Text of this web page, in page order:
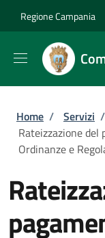
Regione Campania
Briciole
Home / Servizi /
Rateizzazione
Ordinanze e